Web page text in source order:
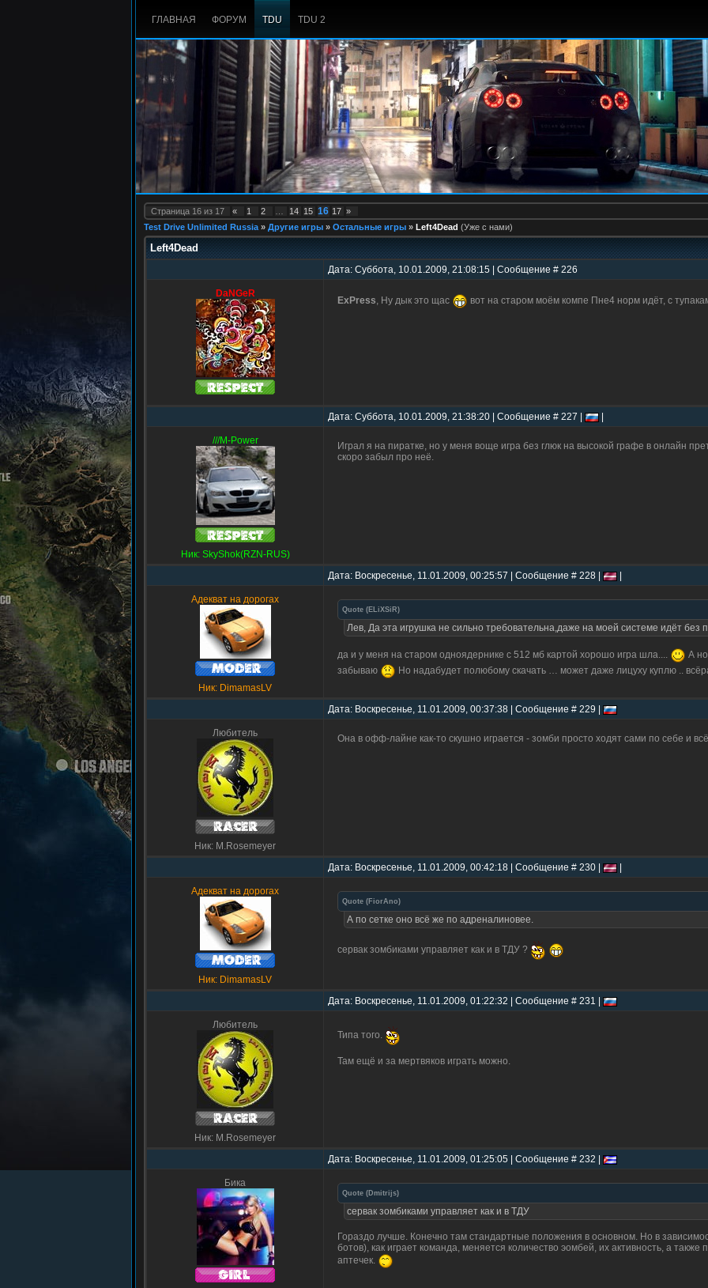
ГЛАВНАЯ ФОРУМ TDU TDU 2
Страница 16 из 17 « 1 2 14 15 16 17 »
Test Drive Unlimited Russia » Другие игры » Остальные игры » Left4Dead (Уже с нами)
Left4Dead
Дата: Суббота, 10.01.2009, 21:08:15 | Сообщение # 226
DaNGeR
ExPress, Ну дык это щас вот на старом моём компе Пне4 норм идёт, с
Дата: Суббота, 10.01.2009, 21:38:20 | Сообщение # 227 |
///M-Power
Ник: SkyShok(RZN-RUS)
Играл я на пиратке, но у меня воще игра без глюк на высокой графе в онлайн
скоро забыл про неё.
Дата: Воскресенье, 11.01.2009, 00:25:57 | Сообщение # 228 |
Адекват на дорогах
Ник: DimamasLV
Quote ( ELiXSiR)
Лев, Да эта игрушка не сильно требовательна,даже на моей системе идёт без
да и у меня на старом одноядернике с 512 мб картой хорошо игра шла....
А
забываю
Но надабудет полюбому скачать … может даже лицуху куплю ..
Дата: Воскресенье, 11.01.2009, 00:37:38 | Сообщение # 229 |
Любитель
Ник: M.Rosemeyer
Она в офф-лайне как-то скушно играется - зомби просто ходят сами по себе и
Дата: Воскресенье, 11.01.2009, 00:42:18 | Сообщение # 230 |
Адекват на дорогах
Ник: DimamasLV
Quote ( FiorAno)
А по сетке оно всё же по адреналиновее.
сервак зомбиками управляет как и в ТДУ ?
Дата: Воскресенье, 11.01.2009, 01:22:32 | Сообщение # 231 |
Любитель
Ник: M.Rosemeyer
Типа того.
Там ещё и за мертвяков играть можно.
Дата: Воскресенье, 11.01.2009, 01:25:05 | Сообщение # 232 |
Бика
Quote ( Dmitrijs)
сервак зомбиками управляет как и в ТДУ
Гораздо лучше. Конечно там стандартные положения в основном. Но в
ботов), как играет команда, меняется количество эомбей, их активность, а
аптечек.